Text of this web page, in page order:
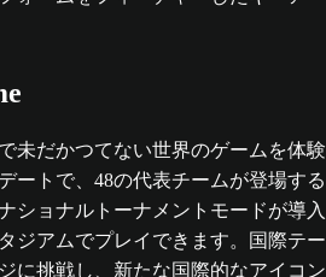
未だかつてない世界のゲームを体験
ートで、48の代表チームが登場する
ショナルトーナメントモードが導入
ジアムでプレイできます。国際テー
に挑戦し、新たな国際的なアイコン